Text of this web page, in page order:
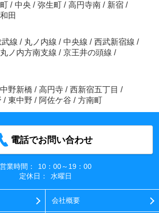
/ 中央 / 弥生町 / 高円寺南 / 新宿 /
和田
線 / 丸ノ内線 / 中央線 / 西武新宿線 /
丸ノ内方南支線 / 京王井の頭線 /
中野新橋 / 高円寺 / 西新宿五丁目 /
/ 東中野 / 阿佐ケ谷 / 方南町
電話でお問い合わせ
営業時間：
10：00～19：00
定休日：
水曜日
会社概要